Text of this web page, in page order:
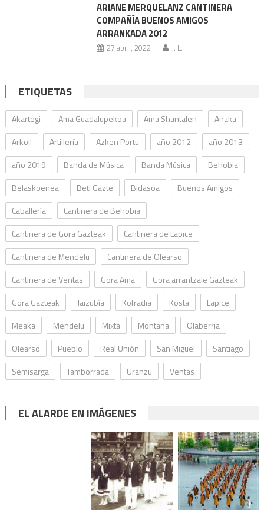
ARIANE MERQUELANZ CANTINERA
COMPAÑÍA BUENOS AMIGOS
ARRANKADA 2012
27 abril, 2022 J. L.
ETIQUETAS
Akartegi Ama Guadalupekoa Ama Shantalen
Anaka
Arkoll
Artillería Azken Portu año 2012
año 2013
año 2019
Banda de Música Banda Música
Behobia
Belaskoenea
Beti Gazte Bidasoa
Buenos Amigos
Caballería
Cantinera de Behobia
Cantinera de Gora Gazteak
Cantinera de Lapice
Cantinera de Mendelu
Cantinera de Olearso
Cantinera de Ventas
Gora Ama
Gora arrantzale Gazteak
Gora Gazteak
Jaizubía Kofradia Kosta
Lapice
Meaka
Mendelu Mixta Montaña
Olaberria
Olearso
Pueblo Real Unión San Miguel
Santiago
Semisarga
Tamborrada Uranzu Ventas
EL ALARDE EN IMÁGENES